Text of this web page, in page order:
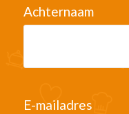
Achternaam
E-mailadres